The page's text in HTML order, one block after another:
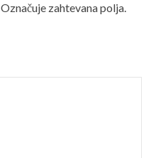
Označuje zahtevana polja.